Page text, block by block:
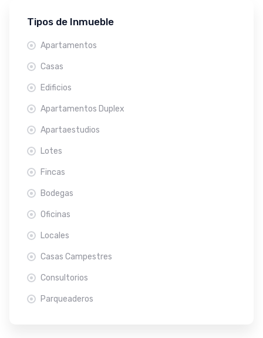
Tipos de Inmueble
Apartamentos
Casas
Edificios
Apartamentos Duplex
Apartaestudios
Lotes
Fincas
Bodegas
Oficinas
Locales
Casas Campestres
Consultorios
Parqueaderos